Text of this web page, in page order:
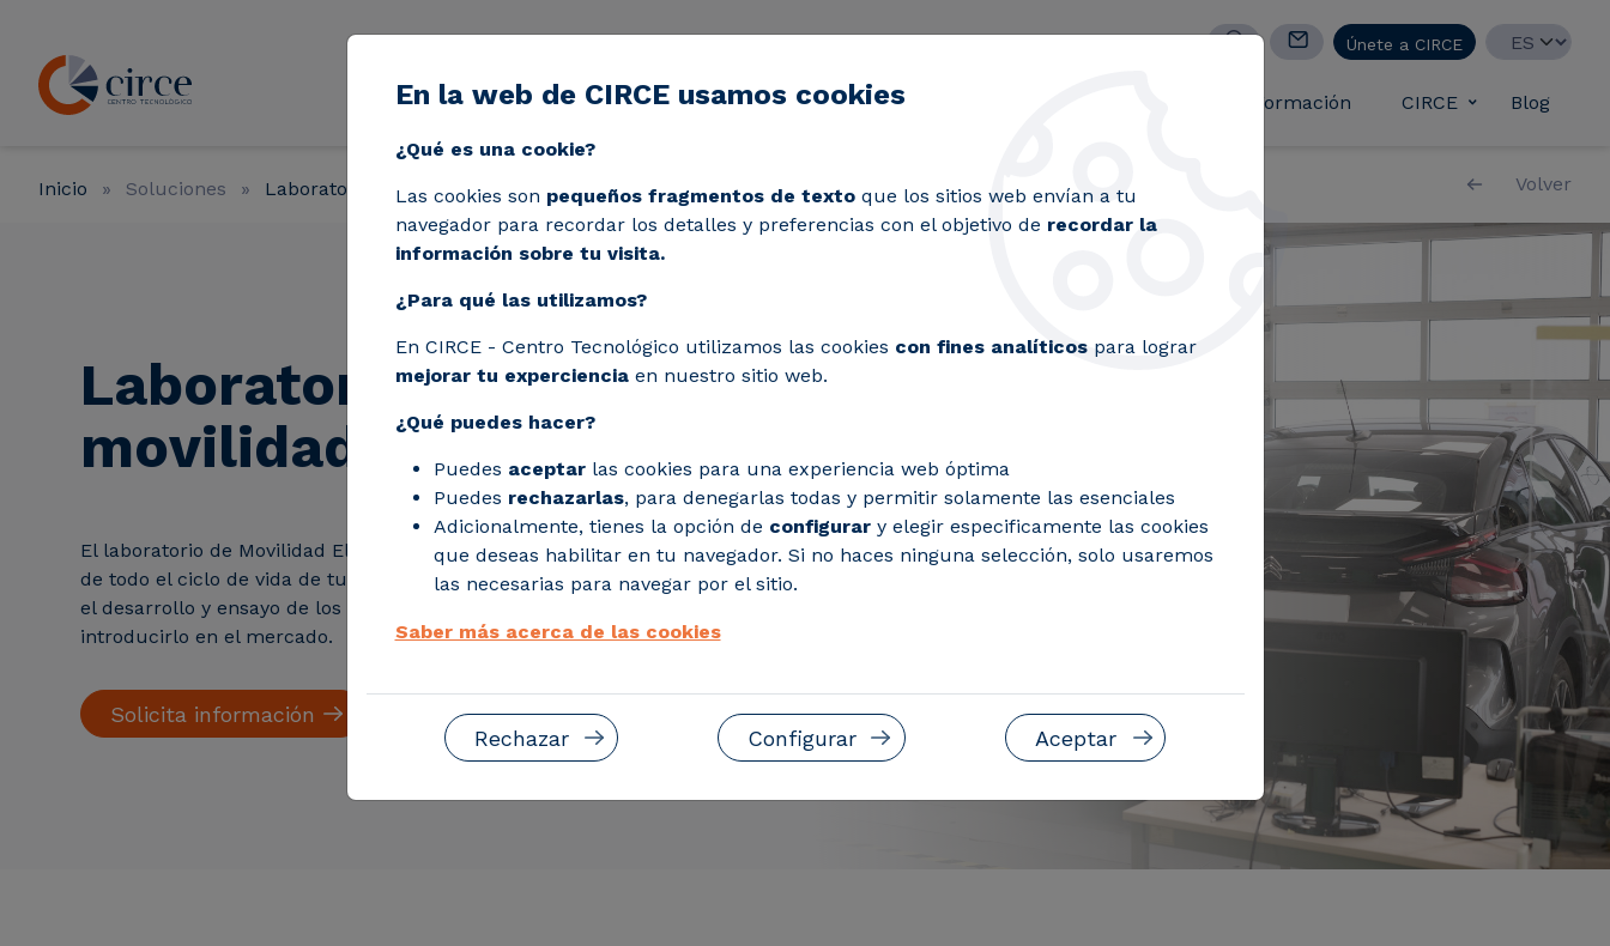
Únete a CIRCE Select your
Líneas de actividad Servicios Laboratorios Formación CIRCE
Toggle
Blog
Inicio Soluciones Laboratorios Laboratorio de movilidad eléctrica Volver
Laboratorio de
movilidad eléctrica
El laboratorio de Movilidad Eléctrica de CIRCE te acompaña a lo largo
de todo el ciclo de vida de tu producto en movilidad eléctrica, desde
el desarrollo y ensayo de los equipos hasta su puesta a punto para
introducirlo en el mercado.
Solicita información
En la web de CIRCE usamos cookies
¿Qué es una cookie?
Las cookies son pequeños fragmentos de textoque los sitios web envían a tu
navegador para recordar los detalles y preferencias con el objetivo de recordar la
información sobre tu visita.
¿Para qué las utilizamos?
En CIRCE - Centro Tecnológico utilizamos las cookies con fines analíticospara lograr
mejorar tu expercienciaen nuestro sitio web.
¿Qué puedes hacer?
Puedes aceptarlas cookies para una experiencia web óptima
Puedes rechazarlas, para denegarlas todas y permitir solamente las esenciales
Adicionalmente, tienes la opción de configurary elegir especificamente las cookies
que deseas habilitar en tu navegador. Si no haces ninguna selección, solo usaremos
las necesarias para navegar por el sitio.
Saber más acerca de las cookies
Rechazar Configurar Aceptar